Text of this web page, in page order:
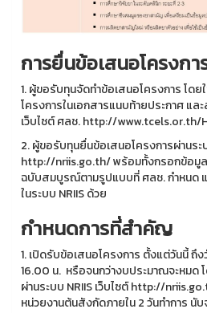
การยื่นข้อเสนอโครงกา
1. ผู้ขอรับทุนจัดทำข้อเสนอโครงการ โด
โครงการในเอกสารแนบท้ายประกาศ แล
เว็บไซต์ ศลช. http://
2. ผู้ขอรับทุนยื่นข้อเสนอโครงการผ่านระ
http://nriis.go.th/ พร้อมทั้งกรอกข้อมูล
ฉบับสมบูรณ์ตามรูปแบบที่ ศลช. กำหนด
ในระบบ NRIIS ด้วย
กำหนดการที่สำคัญ
1. เปิดรับข้อเสนอโครงการ ตั้งแต่วันนี้ ถึ
16.00 น. หรือจนกว่างบประมาณจะหมด
ผ่านระบบ NRIIS เว็บไซต์ http://
หน่วยงานต้นสังกัดภายใน 2 วันทำการ นั